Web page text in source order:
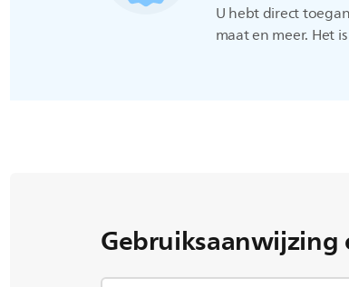
U hebt direct
maat en meer. Het